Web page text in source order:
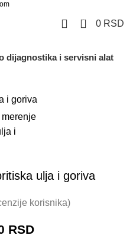
0 0 RSD
dijagnostika i servisni alat
ulja i goriva
korisnika)
RSD